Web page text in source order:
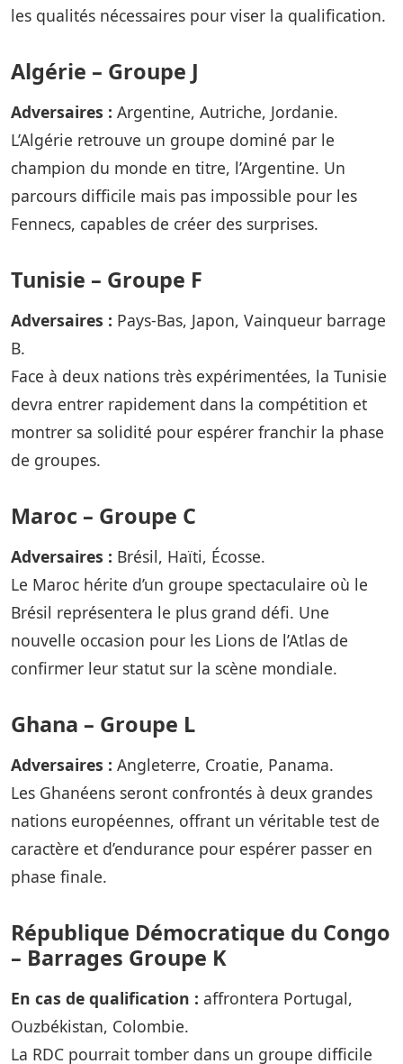
les qualités nécessaires pour viser la qualification.
Algérie – Groupe J
Adversaires : Argentine, Autriche, Jordanie.
L’Algérie retrouve un groupe dominé par le
champion du monde en titre, l’Argentine. Un
parcours difficile mais pas impossible pour les
Fennecs, capables de créer des surprises.
Tunisie – Groupe F
Adversaires : Pays-Bas, Japon, Vainqueur barrage
B.
Face à deux nations très expérimentées, la Tunisie
devra entrer rapidement dans la compétition et
montrer sa solidité pour espérer franchir la phase
de groupes.
Maroc – Groupe C
Adversaires : Brésil, Haïti, Écosse.
Le Maroc hérite d’un groupe spectaculaire où le
Brésil représentera le plus grand défi. Une
nouvelle occasion pour les Lions de l’Atlas de
confirmer leur statut sur la scène mondiale.
Ghana – Groupe L
Adversaires : Angleterre, Croatie, Panama.
Les Ghanéens seront confrontés à deux grandes
nations européennes, offrant un véritable test de
caractère et d’endurance pour espérer passer en
phase finale.
République Démocratique du Congo
– Barrages Groupe K
En cas de qualification : affrontera Portugal,
Ouzbékistan, Colombie.
La RDC pourrait tomber dans un groupe difficile